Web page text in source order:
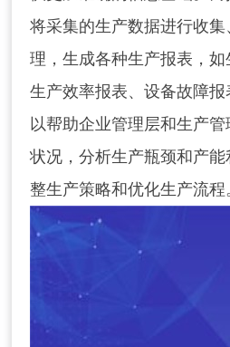
将采集的生产数据进行收
理，生成各种生产报表，如
生产效率报表、设备故障
以帮助企业管理层和生产
状况，分析生产瓶颈和产
整生产策略和优化生产流程